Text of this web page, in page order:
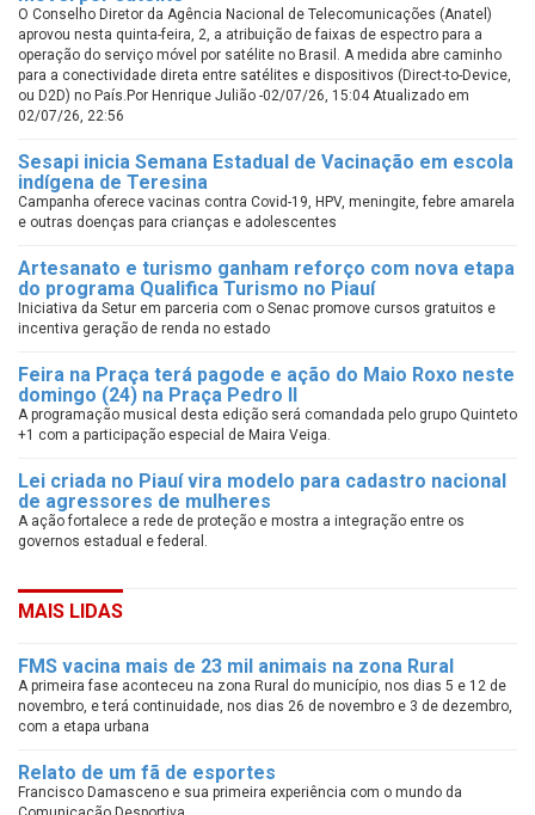
O Conselho Diretor da Agência Nacional de Telecomunicações (Anatel)
aprovou nesta quinta-feira, 2, a atribuição de faixas de espectro para a
operação do serviço móvel por satélite no Brasil. A medida abre caminho
para a conectividade direta entre satélites e dispositivos (Direct-to-Device,
ou D2D) no País.Por Henrique Julião -02/07/26, 15:04 Atualizado em
02/07/26, 22:56
Sesapi inicia Semana Estadual de Vacinação em escola
indígena de Teresina
Campanha oferece vacinas contra Covid-19, HPV, meningite, febre amarela
e outras doenças para crianças e adolescentes
Artesanato e turismo ganham reforço com nova etapa
do programa Qualifica Turismo no Piauí
Iniciativa da Setur em parceria com o Senac promove cursos gratuitos e
incentiva geração de renda no estado
Feira na Praça terá pagode e ação do Maio Roxo neste
domingo (24) na Praça Pedro II
A programação musical desta edição será comandada pelo grupo Quinteto
+1 com a participação especial de Maira Veiga.
Lei criada no Piauí vira modelo para cadastro nacional
de agressores de mulheres
A ação fortalece a rede de proteção e mostra a integração entre os
governos estadual e federal.
MAIS LIDAS
FMS vacina mais de 23 mil animais na zona Rural
A primeira fase aconteceu na zona Rural do município, nos dias 5 e 12 de
novembro, e terá continuidade, nos dias 26 de novembro e 3 de dezembro,
com a etapa urbana
Relato de um fã de esportes
Francisco Damasceno e sua primeira experiência com o mundo da